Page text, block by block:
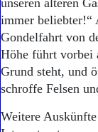
unseren älteren
immer beliebter!“
Gondelfahrt von
Höhe führt vorbei
Grund steht, und
schroffe Felsen
Weitere